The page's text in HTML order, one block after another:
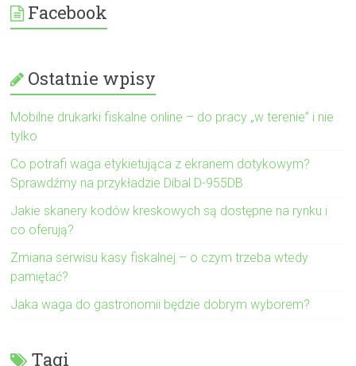
Facebook
Ostatnie wpisy
Mobilne drukarki fiskalne online – do pracy „w terenie” i nie
tylko
Co potrafi waga etykietująca z ekranem dotykowym?
Sprawdźmy na przykładzie Dibal D-955DB
Jakie skanery kodów kreskowych są dostępne na rynku i
co oferują?
Zmiana serwisu kasy fiskalnej – o czym trzeba wtedy
pamiętać?
Jaka waga do gastronomii będzie dobrym wyborem?
Tagi